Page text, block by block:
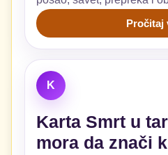
Pročitaj
K
Karta Smrt u
mora da znači